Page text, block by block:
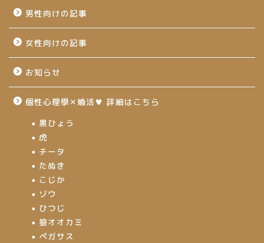
男性向けの記事
女性向けの記事
お知らせ
個性心理學✕婚活♥ 詳細はこちら
黒ひょう
虎
チータ
たぬき
こじか
ゾウ
ひつじ
狼オオカミ
ペガサス